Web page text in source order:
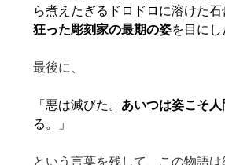
ら煮えたぎるドロドロに溶けた
狂った彫刻家の最期の姿を目にし
最後に、
「悪は滅びた。 あいつは姿こそ
る。」
という言葉を残して、この物語